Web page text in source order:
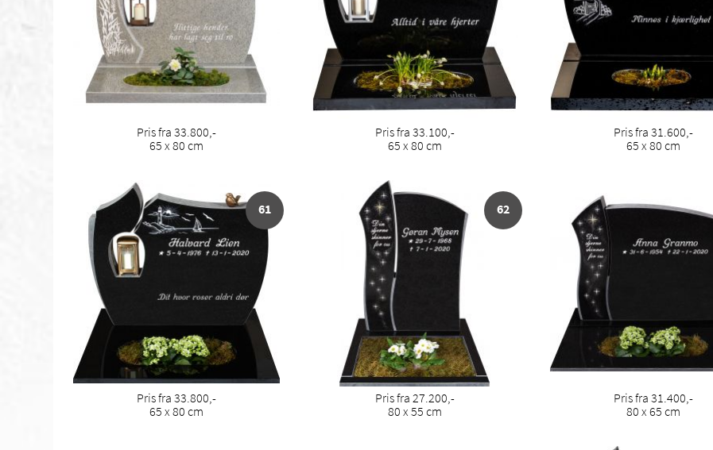
Pris fra 33.800,-
65 x 80 cm
Pris fra 33.100,-
65 x 80 cm
Pris fra 31.600,-
65 x 80 cm
61
Pris fra 33.800,-
65 x 80 cm
62
Pris fra 27.200,-
80 x 55 cm
Pris fra 31.400,-
80 x 65 cm